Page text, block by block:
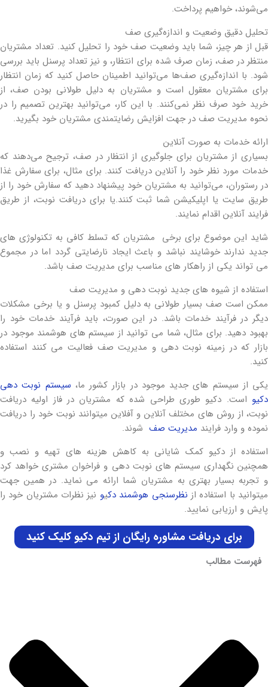
می‌شوند، خواهیم پرداخت.
تحلیل دقیق وضعیت و اندازه‌گیری صف
قبل از هر چیز، شما باید وضعیت صف خود را تحلیل کنید. تعداد مشتریان
منتظر در صف، زمان صرف شده برای انتظار، و نیز تعداد پرسنل باید بررسی
شود. با اندازه‌گیری صف‌ها می‌توانید اطمینان حاصل کنید که زمان انتظار
برای مشتریان معقول است و مشتریان به دلیل طولانی بودن صف، از
خرید خود صرف نظر نمی‌کنند. با این کار، می‌توانید بهترین تصمیم را در
نحوه مدیریت صف در جهت افزایش رضایتمندی مشتریان خود بگیرید.
ارائه خدمات به صورت آنلاین
بسیاری از مشتریان برای جلوگیری از انتظار در صف، ترجیح می‌دهند که
خدمات مورد نظر خود را آنلاین دریافت کنند. برای مثال، برای سفارش غذا
در رستوران، می‌توانید به مشتریان خود پیشنهاد دهید که سفارش خود را از
طریق سایت یا اپلیکیشن شما ثبت کنند.یا برای دریافت نوبت، از طریق
فرایند آنلاین اقدام نمایند.
شاید این موضوع برای برخی مشتریان که تسلط کافی به تکنولوژی های
جدید ندارند خوشایند نباشد و باعث ایجاد نارضایتی گردد اما در مجموع
می تواند یکی از راهکار های مناسب برای مدیریت صف باشد.
استفاده از شیوه های جدید نوبت دهی و مدیریت صف
ممکن است صف بسیار طولانی به دلیل کمبود پرسنل و یا برخی مشکلات
دیگر در فرآیند خدمات باشد. در این صورت، باید فرآیند خدمات خود را
بهبود دهید. برای مثال، شما می توانید از سیستم های هوشمند موجود در
بازار که در زمینه نوبت دهی و مدیریت صف فعالیت می کنند استفاده
کنید.
یکی از سیستم های جدید موجود در بازار کشور ما، سیستم نوبت دهی
دکیو است. دکیو طوری طراحی شده که مشتریان در فاز اولیه دریافت
نوبت، از روش های مختلف آنلاین و آفلاین میتوانند نوبت خود را دریافت
نموده و وارد فرایند مدیریت صف شوند.
استفاده از دکیو کمک شایانی به کاهش هزینه های تهیه و نصب و
همچنین نگهداری سیستم های نوبت دهی و فراخوان مشتری خواهد کرد
و تجربه بسیار بهتری به مشتریان شما ارائه می نماید. در همین جهت
میتوانید با استفاده از نظرسنجی هوشمند دکیو نیز نظرات مشتریان خود را
پایش و ارزیابی نمایید.
برای دریافت مشاوره رایگان از تیم دکیو کلیک کنید
فهرست مطالب